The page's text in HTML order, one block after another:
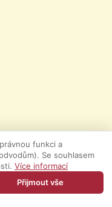
funkci a
Se souhlasem
Více informací
Přijmout vše